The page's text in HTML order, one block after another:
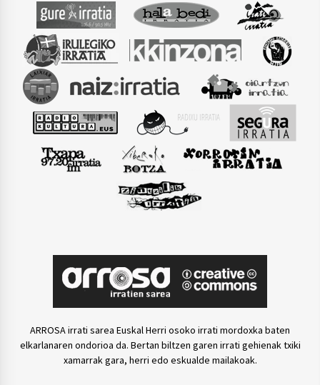
ARROSA irrati sarea Euskal Herri osoko irrati mordoxka baten
elkarlanaren ondorioa da. Bertan biltzen garen irrati gehienak txiki
xamarrak gara, herri edo eskualde mailakoak.